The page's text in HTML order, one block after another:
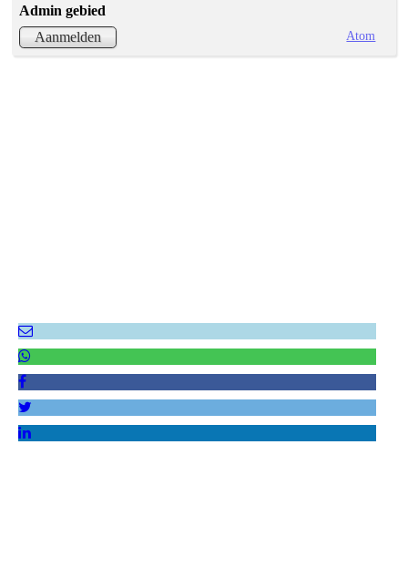
Admin gebied
Aanmelden
Atom